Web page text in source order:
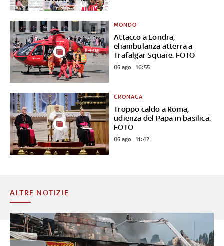
Attacco a Londra,
eliambulanza atterra a
Trafalgar Square. FOTO
MONDO
05 ago - 16:55
Troppo caldo a Roma,
udienza del Papa in basilica.
FOTO
CRONACA
05 ago - 11:42
ALTRE NOTIZIE